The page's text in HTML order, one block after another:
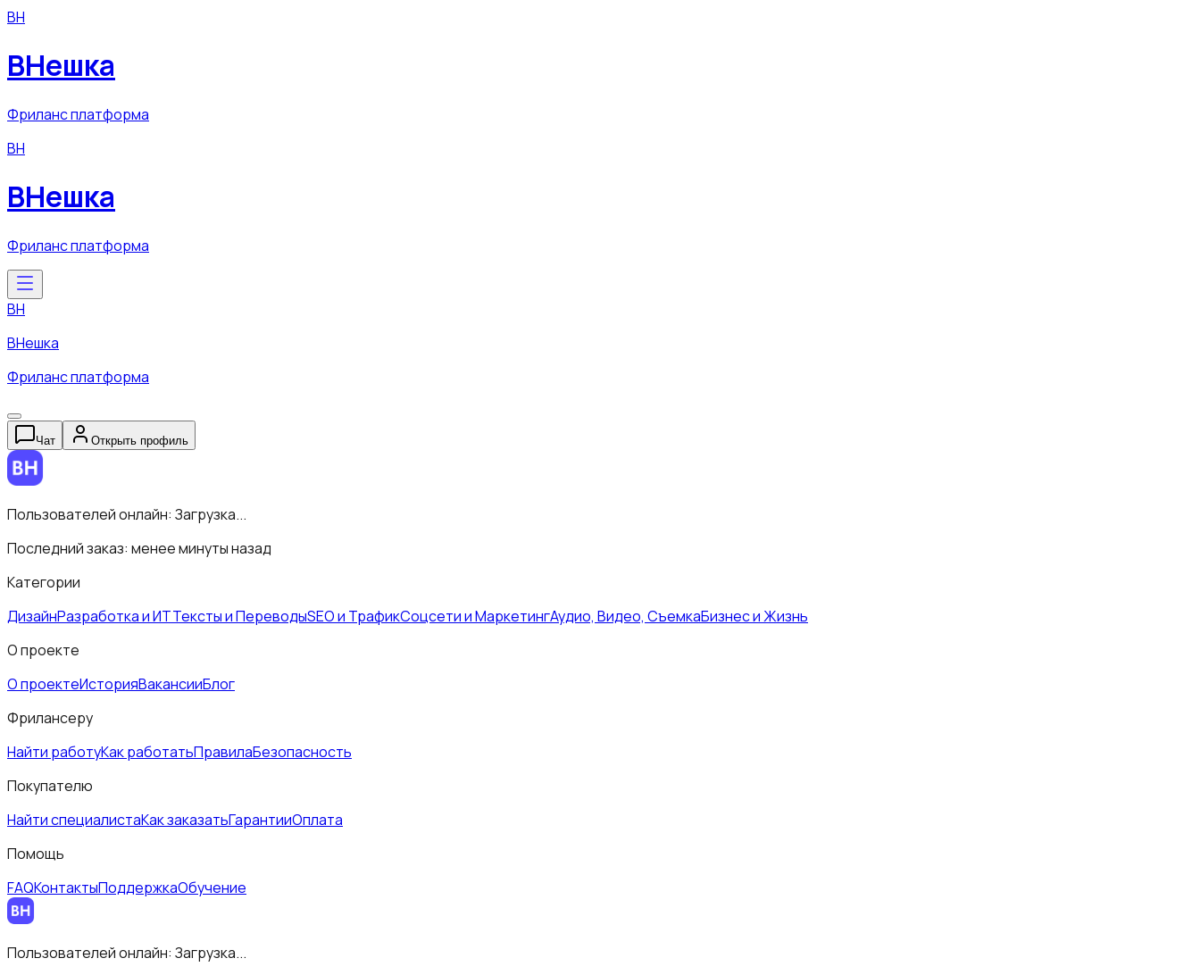
ВН
ВНешка
Фриланс платформа
ВН
ВНешка
Фриланс платформа
ВН
ВНешка
Фриланс платформа
Чат Открыть профиль
Пользователей онлайн: Загрузка...
Последний заказ: менее минуты назад
Категории
ДизайнРазработка и ИТТексты и ПереводыSEO и ТрафикСоцсети и МаркетингАудио, Видео, СъемкаБизнес и Жизнь
О проекте
О проектеИсторияВакансииБлог
Фрилансеру
Найти работуКак работатьПравилаБезопасность
Покупателю
Найти специалистаКак заказатьГарантииОплата
Помощь
FAQКонтактыПоддержкаОбучение
Пользователей онлайн: Загрузка...